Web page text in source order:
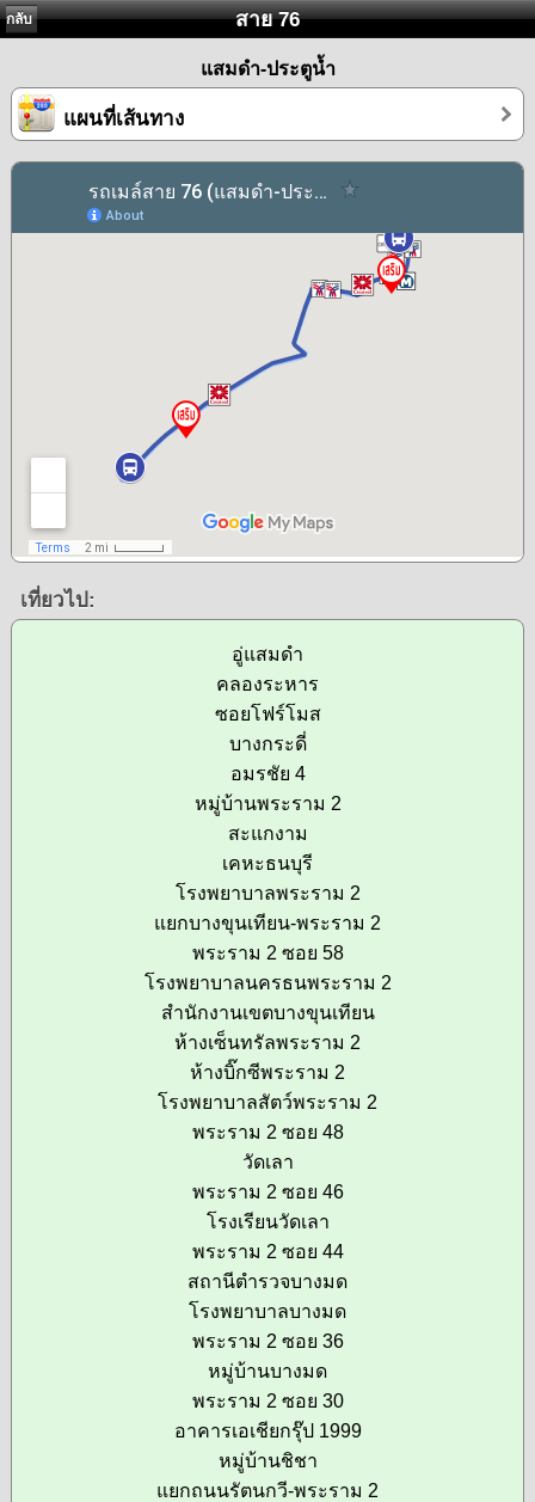
กลับ สาย 76
แสมดำ-ประตูน้ำ
แผนที่เส้นทาง
เที่ยวไป:
อู่แสมดำ
คลองระหาร
ซอยโฟร์โมส
บางกระดี่
อมรชัย 4
หมู่บ้านพระราม 2
สะแกงาม
เคหะธนบุรี
โรงพยาบาลพระราม 2
แยกบางขุนเทียน-พระราม 2
พระราม 2 ซอย 58
โรงพยาบาลนครธนพระราม 2
สำนักงานเขตบางขุนเทียน
ห้างเซ็นทรัลพระราม 2
ห้างบิ๊กซีพระราม 2
โรงพยาบาลสัตว์พระราม 2
พระราม 2 ซอย 48
วัดเลา
พระราม 2 ซอย 46
โรงเรียนวัดเลา
พระราม 2 ซอย 44
สถานีตำรวจบางมด
โรงพยาบาลบางมด
พระราม 2 ซอย 36
หมู่บ้านบางมด
พระราม 2 ซอย 30
อาคารเอเชียกรุ๊ป 1999
หมู่บ้านชิชา
แยกถนนรัตนกวี-พระราม 2